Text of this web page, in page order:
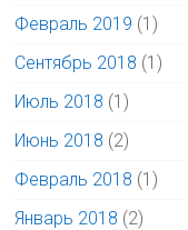
Февраль 2019 (1)
Сентябрь 2018 (1)
Июль 2018 (1)
Июнь 2018 (2)
Февраль 2018 (1)
Январь 2018 (2)